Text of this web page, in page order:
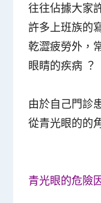
往往佔據大家
許多上班族的
乾澀疲勞外，
眼睛的疾病 ？
由於自己門診
從青光眼的的
青光眼的危險